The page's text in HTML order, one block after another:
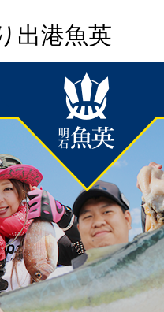
出港魚英